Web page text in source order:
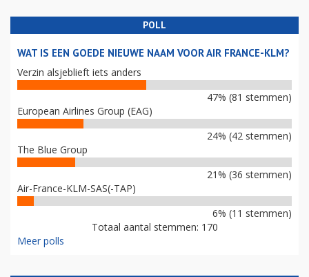
POLL
WAT IS EEN GOEDE NIEUWE NAAM VOOR AIR FRANCE-KLM?
Verzin alsjeblieft iets anders
47% (81 stemmen)
European Airlines Group (EAG)
24% (42 stemmen)
The Blue Group
21% (36 stemmen)
Air-France-KLM-SAS(-TAP)
6% (11 stemmen)
Totaal aantal stemmen: 170
Meer polls